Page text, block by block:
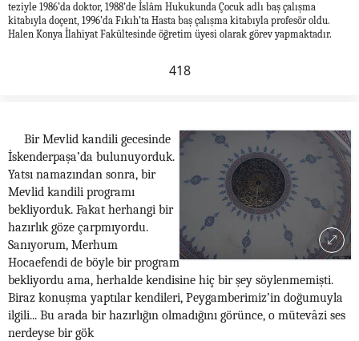
teziyle 1986’da doktor, 1988’de İslâm Hukukunda Çocuk adlı baş çalışma
kitabıyla doçent, 1996’da Fıkıh’ta Hasta baş çalışma kitabıyla profesör oldu.
Halen Konya İlahiyat Fakültesinde öğretim üyesi olarak görev yapmaktadır.
418
Bir Mevlid kandili gecesinde
İskenderpaşa’da bulunuyorduk.
Yatsı namazından sonra, bir
Mevlid kandili programı
bekliyorduk. Fakat herhangi bir
hazırlık göze çarpmıyordu.
Sanıyorum, Merhum
Hocaefendi de böyle bir program
bekliyordu ama, herhalde kendisine hiç bir şey söylenmemişti.
Biraz konuşma yaptılar kendileri, Peygamberimiz’in doğumuyla
ilgili... Bu arada bir hazırlığın olmadığını görünce, o mütevâzi ses
nerdeyse bir gök